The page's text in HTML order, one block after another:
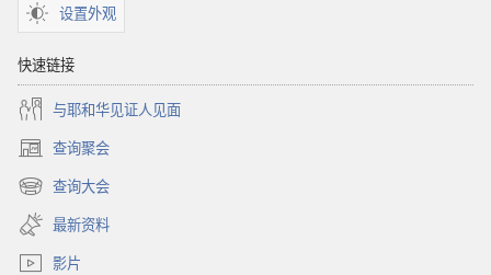
设置外观
快速链接
与耶和华见证人见面
查询聚会
（打
开
新
窗
口）
查询大会
（打
开
新
窗
最新资料
影片